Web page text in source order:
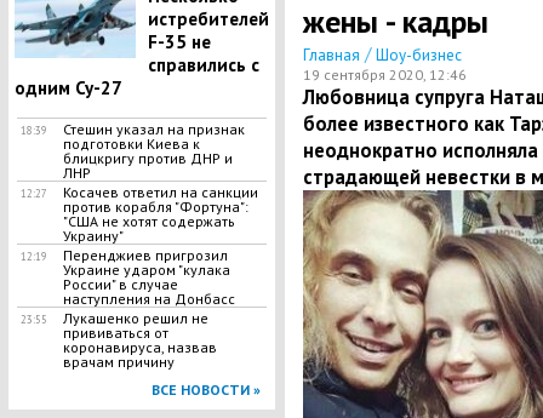
истребителей
F-35 не
справились с
одним Су-27
18:39
Стешин указал на признак
подготовки Киева к
блицкригу против ДНР и
ЛНР
12:27
​Косачев ответил на санкции
против корабля "Фортуна":
"США не хотят содержать
Украину"
12:19
Перенджиев пригрозил
Украине ударом "кулака
России" в случае
наступления на Донбасс
23:55
Лукашенко решил не
прививаться от
коронавируса, назвав
врачам причину
ВСЕ НОВОСТИ »
жены - кадры
Главная / Шоу-бизнес
19 сентября 2020, 12:46
Любовница супруга
более известного как
неоднократно
страдающей невестки в